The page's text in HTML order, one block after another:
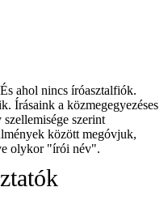
ahol nincs íróasztalfiók.
Írásaink a közmegegyezéses
szerint
között megóvjuk,
olykor "írói név".